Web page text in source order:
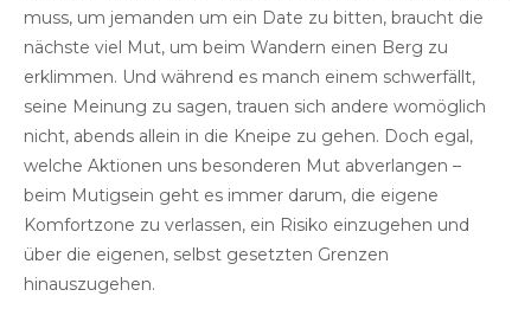
muss, um jemanden um ein Date zu bitten, braucht die
nächste viel Mut, um beim Wandern einen Berg zu
erklimmen. Und während es manch einem schwerfällt,
seine Meinung zu sagen, trauen sich andere womöglich
nicht, abends allein in die Kneipe zu gehen. Doch egal,
welche Aktionen uns besonderen Mut abverlangen –
beim Mutigsein geht es immer darum, die eigene
Komfortzone zu verlassen, ein Risiko einzugehen und
über die eigenen, selbst gesetzten Grenzen
hinauszugehen.